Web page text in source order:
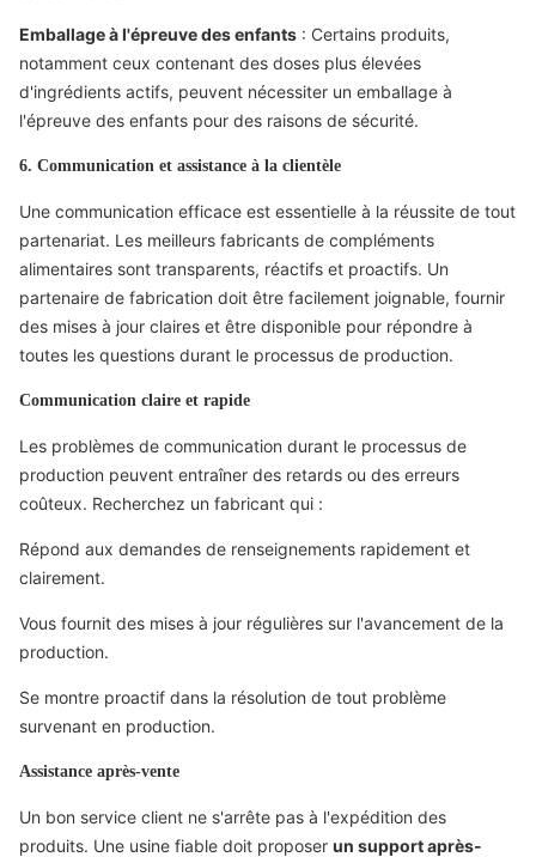
Emballage à l'épreuve des enfants : Certains produits,
notamment ceux contenant des doses plus élevées
d'ingrédients actifs, peuvent nécessiter un emballage à
l'épreuve des enfants pour des raisons de sécurité.
6. Communication et assistance à la clientèle
Une communication efficace est essentielle à la réussite de tout
partenariat. Les meilleurs fabricants de compléments
alimentaires sont transparents, réactifs et proactifs. Un
partenaire de fabrication doit être facilement joignable, fournir
des mises à jour claires et être disponible pour répondre à
toutes les questions durant le processus de production.
Communication claire et rapide
Les problèmes de communication durant le processus de
production peuvent entraîner des retards ou des erreurs
coûteux. Recherchez un fabricant qui :
Répond aux demandes de renseignements rapidement et
clairement.
Vous fournit des mises à jour régulières sur l'avancement de la
production.
Se montre proactif dans la résolution de tout problème
survenant en production.
Assistance après-vente
Un bon service client ne s'arrête pas à l'expédition des
produits. Une usine fiable doit proposer un support après-